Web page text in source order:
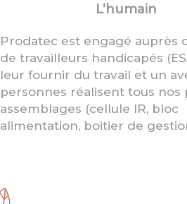
L’humain
Prodatec est engagé auprès
de travailleurs handicapés
leur fournir du travail et un
personnes réalisent tous nos
assemblages (cellule IR, bloc
alimentation, boitier de